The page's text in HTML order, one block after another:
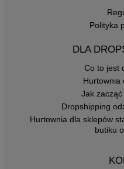
Polityka
DLA
Co to jest
Hurtownia
Jak
Dropshipping
Hurtownia dla sklepów
butiku